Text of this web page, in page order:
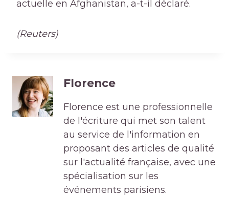
actuelle en Afghanistan, a-t-il déclaré.
(Reuters)
Florence
Florence est une professionnelle
de l'écriture qui met son talent
au service de l'information en
proposant des articles de qualité
sur l'actualité française, avec une
spécialisation sur les
événements parisiens.